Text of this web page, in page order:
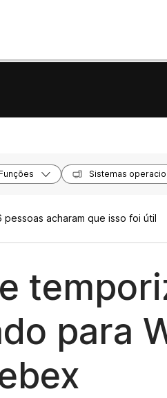
Funções Sistemas
pessoas acharam que isso foi útil
para